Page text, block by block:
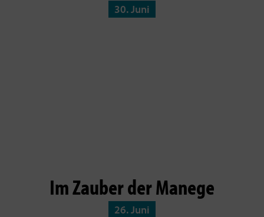
30. Juni
Im Zauber der Manege
26. Juni